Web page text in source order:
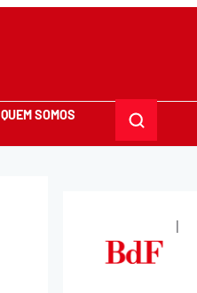
QUEM SOMOS
|